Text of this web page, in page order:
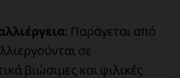
Παράγεται από
σε
βιώσιμες και φιλικές